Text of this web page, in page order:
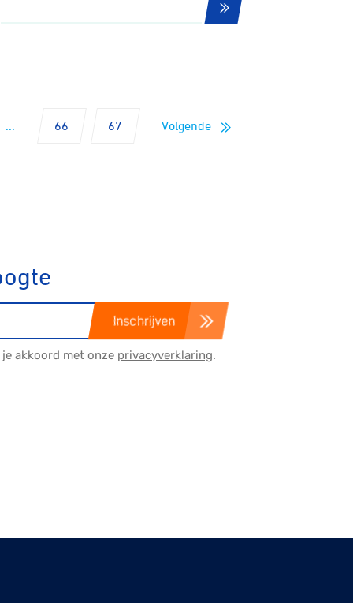
66 67 Volgende
Inschrijven
akkoord met onze privacyverklaring.